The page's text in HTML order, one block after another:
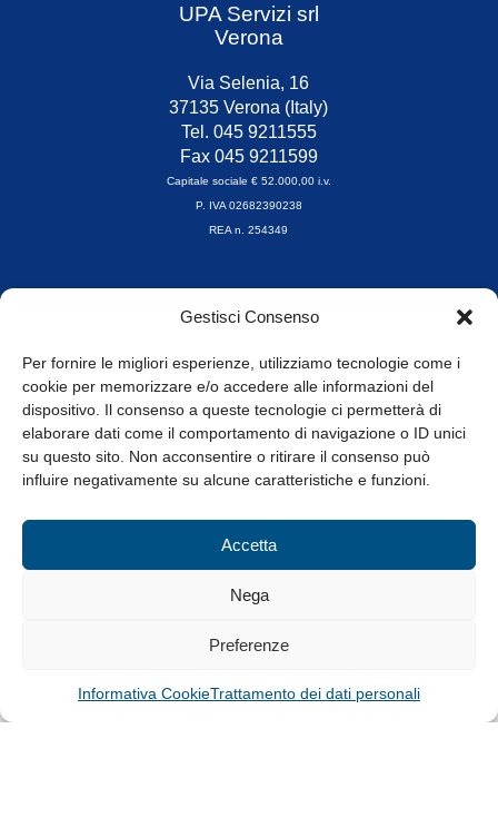
Gestisci Consenso
Per fornire le migliori esperienze, utilizziamo tecnologie come i
cookie per memorizzare e/o accedere alle informazioni del
dispositivo. Il consenso a queste tecnologie ci permetterà di
elaborare dati come il comportamento di navigazione o ID unici
su questo sito. Non acconsentire o ritirare il consenso può
influire negativamente su alcune caratteristiche e funzioni.
Accetta
Nega
Preferenze
Informativa CookieTrattamento dei dati personali
UPA Servizi srl
Verona
Via Selenia, 16
37135 Verona (Italy)
Tel. 045 9211555
Fax 045 9211599
Capitale sociale € 52.000,00 i.v.
P. IVA 02682390238
REA n. 254349
Orari di apertura
8.30-13.00 / 14.00-17.30
Whistleblowing
© Tutti i diritti riservati
Privacy Policy e Cookie|Informativa Cookie